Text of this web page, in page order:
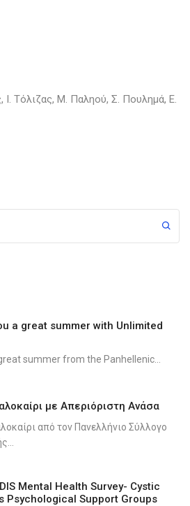
Ι. Τόλιζας, Μ. Παληού, Σ. Πουλημά, Ε.
a great summer with Unlimited
summer from the Panhellenic...
με Απεριόριστη Ανάσα
από τον Πανελλήνιο Σύλλογο
Mental Health Survey- Cystic
Psychological Support Groups